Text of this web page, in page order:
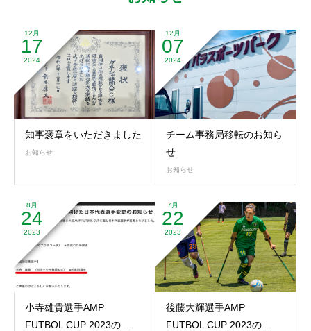
12月
17
2024
知事褒章をいただきました
お知らせ
12月
07
2024
チーム事務局移転のお知ら
せ
お知らせ
8月
24
2023
小寺雄貴選手AMP
FUTBOL CUP 2023の...
7月
22
2023
後藤大輝選手AMP
FUTBOL CUP 2023の...